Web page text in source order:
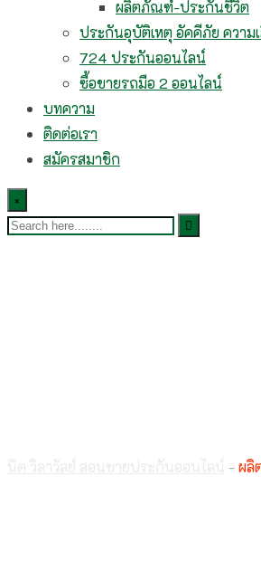
ผลิตภัณฑ์-ประกันชีวิต
ประกันอุบัติเหตุ อัคคีภัย ความ
724 ประกันออนไลน์
ซื้อขายรถมือ 2 ออนไลน์
บทความ
ติดต่อเรา
สมัครสมาชิก
×
-ผลิ